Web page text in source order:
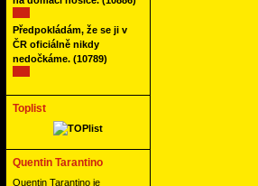
Předpokládám, že se ji v
ČR oficiálně nikdy
nedočkáme.(10789)
Toplist
Quentin Tarantino
Quentin Tarantino je